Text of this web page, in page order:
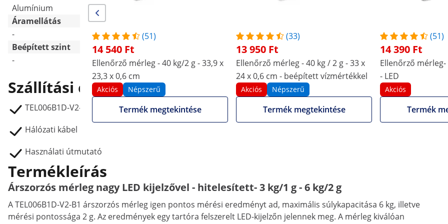
Alumínium
Áramellátás
-
AC adapter + akkumulátor AC adapter + akkumulátor AC adapter + akkumulátor
Beépített szint
-
- Igen -
További jellemzők összehasonlítása
Szállítási csomag
TEL006B1D-V2-B1 árszorzós mérleg
Hálózati kábel
Használati útmutató
(51)
14 540 Ft
Ellenőrző mérleg - 40 kg/2 g - 33,9 x
23,3 x 0,6 cm
Akciós Népszerű
Termék megtekintése
(33)
13 950 Ft
Ellenőrző mérleg - 40 kg / 2 g - 33 x
24 x 0,6 cm - beépített vízmértékkel
Akciós Népszerű
Termék megtekintése
(51)
14 390 Ft
Ellenőrző
- LED
Akciós
Termék
Termékleírás
Árszorzós mérleg nagy LED kijelzővel - hitelesített- 3 kg/1 g - 6 kg/2 g
A TEL006B1D-V2-B1 árszorzós mérleg igen pontos mérési eredményt ad, maximális súlykapacitása 6 kg, illetve
mérési pontossága 2 g. Az eredmények egy tartóra felszerelt LED-kijelzőn jelennek meg. A mérleg kiválóan